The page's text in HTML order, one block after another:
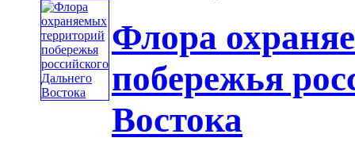
Флора
побережья
Востока